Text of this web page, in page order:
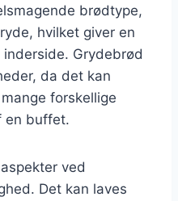
brødtype,
hvilket giver en
Grydebrød
da det kan
forskellige
en buffet.
ved
Det kan laves